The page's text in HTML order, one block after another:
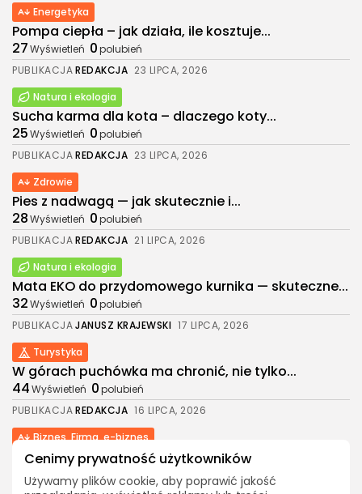
Cenimy prywatność użytkowników
Używamy plików cookie, aby poprawić jakość
2026. Wszelkie prawa zastrzeżone. Treści w
portalu są chronione prawem autorskim.
Energetyka
Pompa ciepła – jak działa, ile kosztuje...
27Wyświetleń 0polubień
PUBLIKACJAREDAKCJA 23 LIPCA, 2026
Natura i ekologia
Sucha karma dla kota – dlaczego koty...
25Wyświetleń 0polubień
PUBLIKACJAREDAKCJA 23 LIPCA, 2026
Zdrowie
Pies z nadwagą — jak skutecznie i...
28Wyświetleń 0polubień
PUBLIKACJAREDAKCJA 21 LIPCA, 2026
Natura i ekologia
Mata EKO do przydomowego kurnika — skuteczne...
32Wyświetleń 0polubień
PUBLIKACJAJANUSZ KRAJEWSKI 17 LIPCA, 2026
Turystyka
W górach puchówka ma chronić, nie tylko...
44Wyświetleń 0polubień
PUBLIKACJAREDAKCJA 16 LIPCA, 2026
Biznes, Firma, e-biznes
Prowadzisz firmę na wsi? Tych obowiązków
księgowych...
39Wyświetleń 0polubień